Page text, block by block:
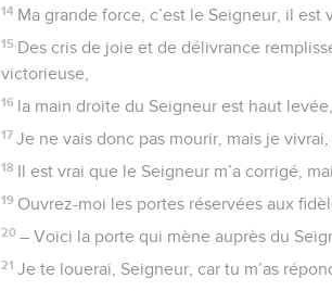
14 Ma grande force, c’est le Seigneur, il est
15 Des cris de joie et de délivrance
victorieuse,
16 la main droite du Seigneur est haut
17 Je ne vais donc pas mourir, mais je
18 Il est vrai que le Seigneur m’a corrigé,
19 Ouvrez-moi les portes réservées aux
20 – Voici la porte qui mène auprès du
21 Je te louerai, Seigneur, car tu m’as